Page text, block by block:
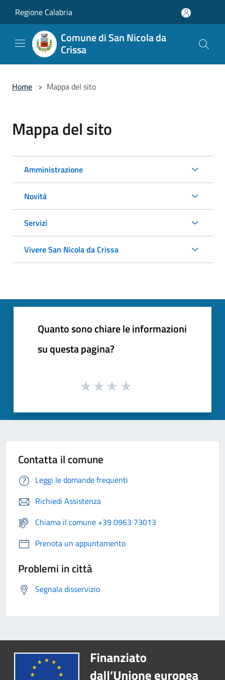
Regione Calabria
Comune di San Nicola da
Crissa
Home > Mappa del sito
Mappa del sito
Amministrazione
Novità
Servizi
Vivere San Nicola da Crissa
Quanto sono chiare le informazioni
su questa pagina?
Contatta il comune
Leggi le domande frequenti
Richiedi Assistenza
Chiama il comune +39 0963 73013
Prenota un appuntamento
Problemi in città
Segnala disservizio